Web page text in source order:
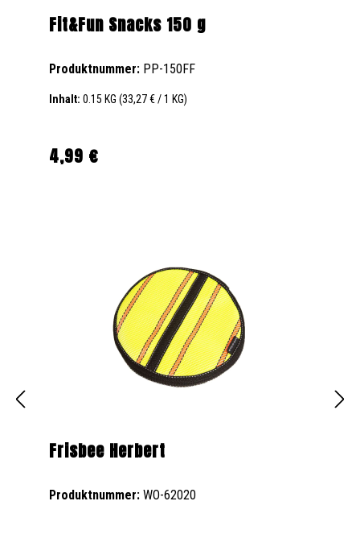
Fit&Fun Snacks 150 g
Produktnummer: PP-150FF
Inhalt: 0.15 KG (33,27 € / 1 KG)
Regulärer Preis:
4,99 €
Frisbee Herbert
Produktnummer: WO-62020